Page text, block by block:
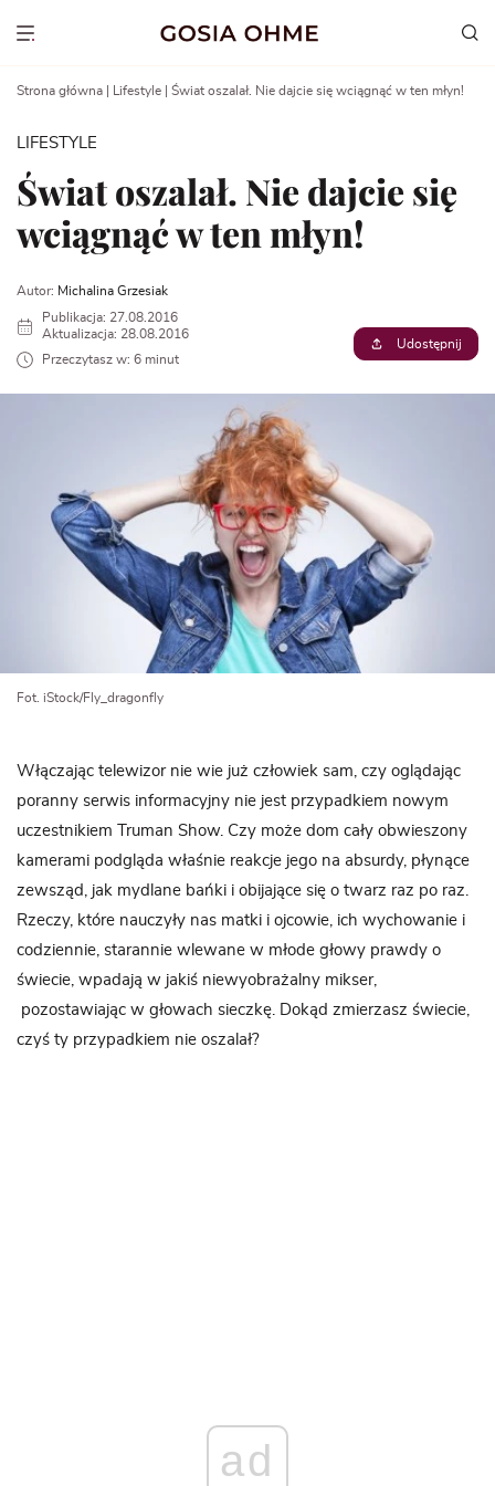
Show menu
Strona główna Lifestyle Świat oszalał. Nie dajcie się wciągnąć w ten młyn!
LIFESTYLE
Świat oszalał. Nie dajcie się
wciągnąć w ten młyn!
Autor: Michalina Grzesiak
Publikacja: 27.08.2016
Aktualizacja: 28.08.2016
Przeczytasz w: 6 minut
Udostępnij
Fot. iStock/Fly_dragonfly
Włączając telewizor nie wie już człowiek sam, czy oglądając
poranny serwis informacyjny nie jest przypadkiem nowym
uczestnikiem Truman Show. Czy może dom cały obwieszony
kamerami podgląda właśnie reakcje jego na absurdy, płynące
zewsząd, jak mydlane bańki i obijające się o twarz raz po raz.
Rzeczy, które nauczyły nas matki i ojcowie, ich wychowanie i
codziennie, starannie wlewane w młode głowy prawdy o
świecie, wpadają w jakiś niewyobrażalny mikser,
pozostawiając w głowach sieczkę. Dokąd zmierzasz świecie,
czyś ty przypadkiem nie oszalał?
ad